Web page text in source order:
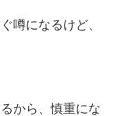
噂になるけど、
から、慎重にな